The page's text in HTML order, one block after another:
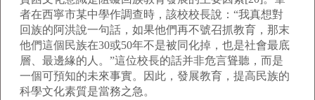
者在西寧市某中學作調查時，該校校長說：“我真想對
回族的阿洪說一句話，如果他們再不號召抓教育，那末
他們這個民族在30或50年不是被同化掉，也是社會最底
層、最邊緣的人。”這位校長的話并非危言聳聽，而是
一個可預知的未來事實。因此，發展教育，提高民族的
科學文化素質是當務之急。